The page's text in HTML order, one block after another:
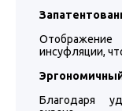
инсуфляции,
Благодаря